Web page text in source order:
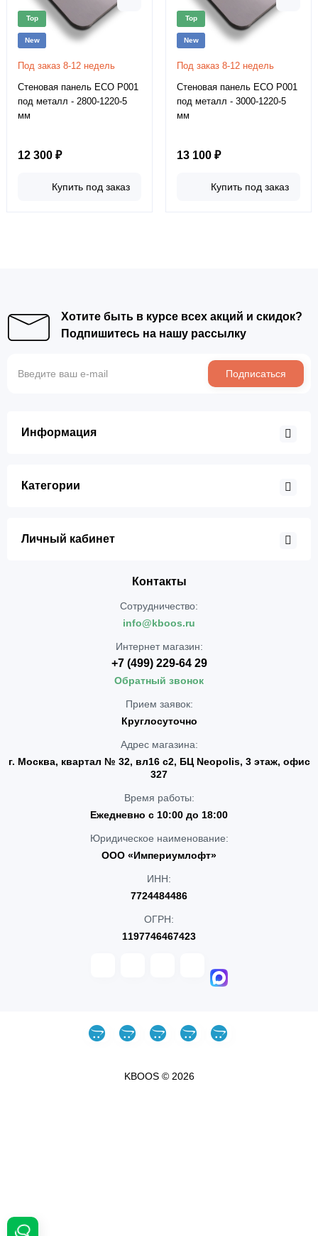
Top
New
Под заказ 8-12 недель
Стеновая панель ECO P001
под металл - 2800-1220-5
мм
12 300 ₽
Купить под заказ
Top
New
Под заказ 8-12 недель
Стеновая панель ECO P001
под металл - 3000-1220-5
мм
13 100 ₽
Купить под заказ
Хотите быть в курсе всех акций и скидок?
Подпишитесь на нашу рассылку
Подписаться
Информация
Категории
Личный кабинет
Контакты
Сотрудничество:
info@kboos.ru
Интернет магазин:
+7 (499) 229-64 29
Обратный звонок
Прием заявок:
Круглосуточно
Адрес магазина:
г. Москва, квартал № 32, вл16 с2, БЦ Neopolis, 3 этаж, офис
327
Время работы:
Ежедневно с 10:00 до 18:00
Юридическое наименование:
ООО «Империумлофт»
ИНН:
7724484486
ОГРН:
1197746467423
KBOOS © 2026